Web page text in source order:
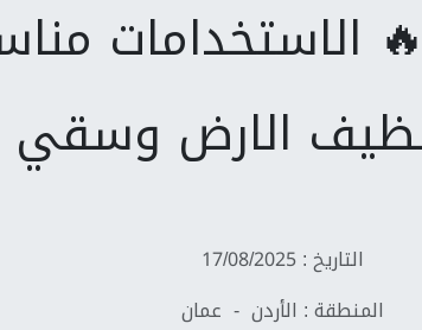
الاستخدامات
الارض وسقي
التاريخ : 17/08/2025
المنطقة : الأردن - عمان